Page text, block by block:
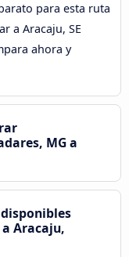
para esta ruta
a Aracaju, SE
ahora y
MG a
Aracaju,